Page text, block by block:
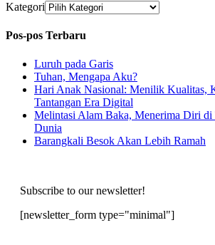
Kategori
Pos-pos Terbaru
Luruh pada Garis
Tuhan, Mengapa Aku?
Hari Anak Nasional: Menilik Kualitas,
Tantangan Era Digital
Melintasi Alam Baka, Menerima Diri di
Dunia
Barangkali Besok Akan Lebih Ramah
Subscribe to our newsletter!
[newsletter_form type="minimal"]